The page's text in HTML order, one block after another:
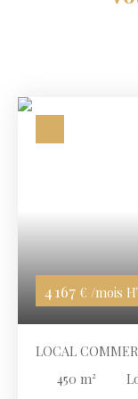
4 167 € /mois
LOCAL
COMMERCIALE
450 m²